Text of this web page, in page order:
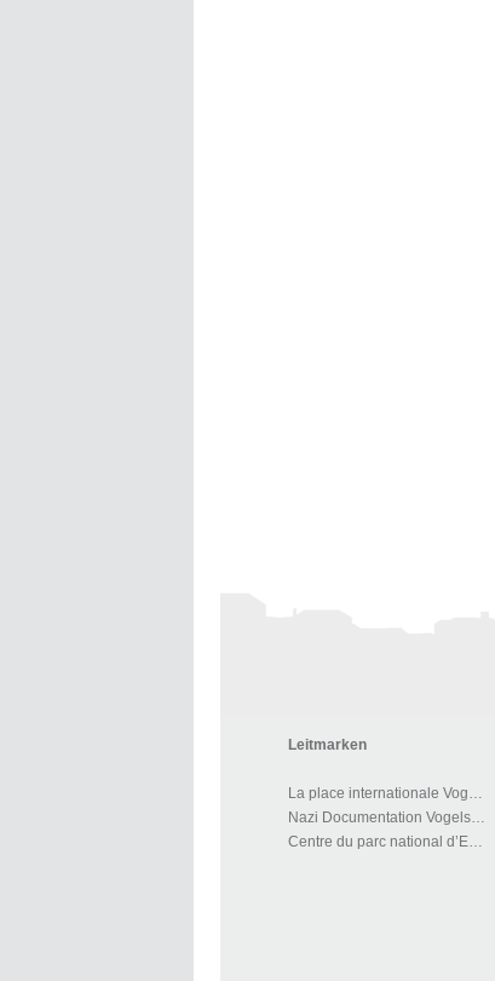
Leitmarken
La place internationale Vogelsang IP
Nazi Documentation Vogelsang
Centre du parc national d’Eifel